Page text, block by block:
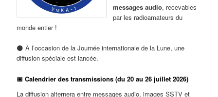
messages audio, recevables
par les radioamateurs du
monde entier !
🌑 À l’occasion de la Journée internationale de la Lune, une
diffusion spéciale est lancée.
📅 Calendrier des transmissions (du 20 au 26 juillet 2026)
La diffusion alternera entre messages audio, images SSTV et